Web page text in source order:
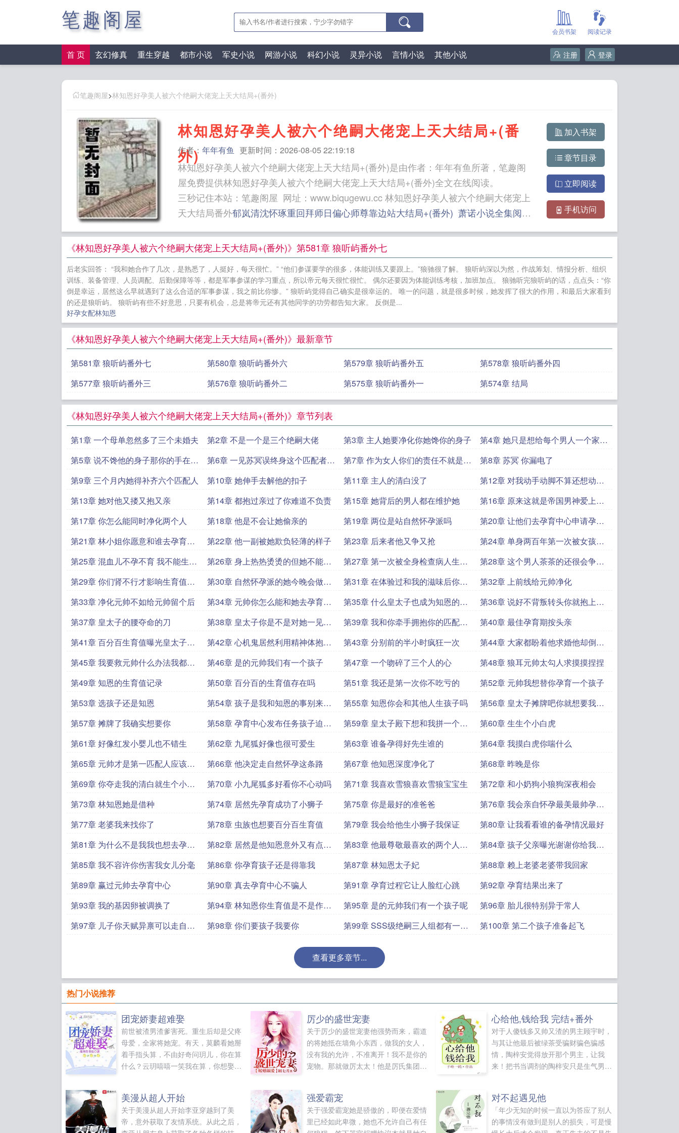
笔趣阁屋 阅读记录
会员书架
首 页 玄幻修真 重生穿越 都市小说 军史小说 网游小说 科幻小说 灵异小说 言情小说 其他小说 登录
注册
笔趣阁屋>林知恩好孕美人被六个绝嗣大佬宠上天大结局+(番外)
林知恩好孕美人被六个绝嗣大佬宠上天大结局+(番
外)
作者： 年年有鱼 更新时间：2026-08-05 22:19:18
林知恩好孕美人被六个绝嗣大佬宠上天大结局+(番外)是由作者：年年有鱼所著，笔趣阁
屋免费提供林知恩好孕美人被六个绝嗣大佬宠上天大结局+(番外)全文在线阅读。
三秒记住本站：笔趣阁屋 网址：www.biqugewu.cc 林知恩好孕美人被六个绝嗣大佬宠上
天大结局番外郁岚清沈怀琢重回拜师日偏心师尊靠边站大结局+(番外) 萧诺小说全集阅
校花同桌开始大结局+(番外) 好孕美人被六个绝嗣大佬宠上天笔趣阁超前更新
诀笔趣阁超前更新 重回拜师日偏心师尊靠边站笔趣阁超前更新 被贵妃配给太监当对食
后笔趣阁超前更新 孟晚溪傅谨修霍厌小说全集阅读 萧诺鸿蒙霸体诀大结局+(番外)
他
比前夫炙热笔趣阁超前更新 沈轻纾傅斯言小说全集阅读 傅律师太太说她不回头了笔趣
阁超前更新
沈轻纾傅斯言傅律师太太说她不回头了大结局+(番外)
夫炙热大结局+(番外)
榕宁萧泽温清被贵妃配给太监当对食后大结局+(番外)
全集阅读
加入书架
章节目录
立即阅读
手机访问
《林知恩好孕美人被六个绝嗣大佬宠上天大结局+(番外)》第581章 狼听屿番外七
后老实回答： “我和她合作了几次，是熟悉了，人挺好，每天很忙。” “他们参谋要学的很多，体能训练又要跟上。”狼驰很了解。 狼听屿深以为然，作战筹划、情报分析、组织
训练、装备管理、人员调配、后勤保障等等，都是军事参谋的学习重点，所以帝元每天很忙很忙。 偶尔还要因为体能训练考核，加班加点。 狼驰听完狼听屿的话，点点头：“你
倒是幸运，居然这么早就遇到了这么合适的军事参谋，我之前比你惨。” 狼听屿觉得自己确实是很幸运的。 唯一的问题，就是很多时候，她发挥了很大的作用，和最后大家看到
的还是狼听屿。 狼听屿有些不好意思，只要有机会，总是将帝元还有其他同学的功劳都告知大家。 反倒是...
好孕女配林知恩
《林知恩好孕美人被六个绝嗣大佬宠上天大结局+(番外)》最新章节
第581章 狼听屿番外七 第580章 狼听屿番外六 第579章 狼听屿番外五
第578章 狼听屿番外四
第577章 狼听屿番外三
第576章 狼听屿番外二 第575章 狼听屿番外一 第574章 结局
《林知恩好孕美人被六个绝嗣大佬宠上天大结局+(番外)》章节列表
第1章 一个母单忽然多了三个未婚夫 第2章 不是一个是三个绝嗣大佬 第3章 主人她要净化你她馋你的身子
第4章 她只是想给每个男人一个家一
个孩子
第5章 说不馋他的身子那你的手在干
什么
第6章 一见苏冥误终身这个匹配者过
于帅了
第7章 作为女人你们的责任不就是生
育
第8章 苏冥 你漏电了
第9章 三个月内她得补齐六个匹配人
第10章 她伸手去解他的扣子 第11章 主人的清白没了
第12章 对我动手动脚不算还想动我
朋友
第13章 她对他又搂又抱又亲 第14章 都抱过亲过了你难道不负责 第15章 她背后的男人都在维护她
第16章 原来这就是帝国男神爱上我
的滋味
第17章 你怎么能同时净化两个人 第18章 他是不会让她偷亲的 第19章 两位是站自然怀孕派吗
第20章 让他们去孕育中心申请孕育
一个孩子
第21章 林小姐你愿意和谁去孕育中
心
第22章 他一副被她欺负轻薄的样子 第23章 后来者他又争又抢
第24章 单身两百年第一次被女孩子
抱
第25章 混血儿不孕不育 我不能生你
会嫌弃我吗
第26章 身上热热烫烫的但她不能去
医院
第27章 第一次被全身检查病人生育
值为
第28章 这个男人茶茶的还很会争风
吃醋
第29章 你们肾不行才影响生育值给
你们补补
第30章 自然怀孕派的她今晚会做什
么不言而喻
第31章 在体验过和我的滋味后你能
不心动
第32章 上前线给元帅净化
第33章 净化元帅不如给元帅留个后
第34章 元帅你怎么能和她去孕育中
心
第35章 什么皇太子也成为知恩的匹
配人
第36章 说好不背叛转头你就抱上皇
太子
第37章 皇太子的腰夺命的刀
第38章 皇太子你是不是对她一见钟
情了
第39章 我和你牵手拥抱你的匹配人
不会吃醋打我吧
第40章 最佳孕育期按头亲
第41章 百分百生育值曝光皇太子抱
紧林知恩
第42章 心机鬼居然利用精神体抱林
知恩
第43章 分别前的半小时疯狂一次
第44章 大家都盼着他求婚他却倒在
了前线
第45章 我要救元帅什么办法我都愿
意试
第46章 是的元帅我们有一个孩子 第47章 一个吻碎了三个人的心
第48章 狼耳元帅太勾人求摸摸捏捏
第49章 知恩的生育值记录
第50章 百分百的生育值存在吗 第51章 我还是第一次你不吃亏的
第52章 元帅我想替你孕育一个孩子
第53章 选孩子还是知恩
第54章 孩子是我和知恩的事别来沾
边
第55章 知恩你会和其他人生孩子吗
第56章 皇太子摊牌吧你就想要我的
人还是
第57章 摊牌了我确实想要你
第58章 孕育中心发布任务孩子迫在
眉睫
第59章 皇太子殿下想和我拼一个继
承人吗
第60章 生生个小白虎
第61章 好像红发小婴儿也不错生
第62章 九尾狐好像也很可爱生 第63章 谁备孕得好先生谁的
第64章 我摸白虎你喘什么
第65章 元帅才是第一匹配人应该第
一个生
第66章 他决定走自然怀孕这条路 第67章 他知恩深度净化了
第68章 昨晚是你
第69章 你夺走我的清白就生个小鸟
给我
第70章 小九尾狐多好看你不心动吗 第71章 我喜欢雪狼喜欢雪狼宝宝生
第72章 和小奶狗小狼狗深夜相会
第73章 林知恩她是借种
第74章 居然先孕育成功了小狮子 第75章 你是最好的准爸爸
第76章 我会亲自怀孕最美最帅孕夫
就是我
第77章 老婆我来找你了 第78章 虫族也想要百分百生育值 第79章 我会给他生小狮子我保证
第80章 让我看看谁的备孕情况最好
第81章 为什么不是我我也想去孕育
中心
第82章 居然是他知恩意外又有点开
心
第83章 他最尊敬最喜欢的两个人有
了宝贝
第84章 孩子父亲曝光谢谢你给我孩
子
第85章 我不容许你伤害我女儿分毫 第86章 你孕育孩子还是得靠我 第87章 林知恩太子妃
第88章 赖上老婆老婆带我回家
第89章 赢过元帅去孕育中心
第90章 真去孕育中心不骗人 第91章 孕育过程它让人脸红心跳
第92章 孕育结果出来了
第93章 我的基因卵被调换了
第94章 林知恩你生育值是不是作假
了
第95章 是的元帅我们有一个孩子呢
第96章 胎儿很特别异于常人
第97章 儿子你天赋异禀可以走自然
第98章 你们要孩子我要你
第99章 SSS级绝嗣三人组都有一窝
第100章 第二个孩子准备起飞
查看更多章节...
热门小说推荐
团宠娇妻超难娶
前世被渣男渣爹害死。重生后却是父疼
母爱，全家将她宠。有天，莫麟看她掰
着手指头算，不由好奇问玥儿，你在算
什么？云玥嘻嘻一笑我在算，你想娶我
我闺女？不可能，给我变成狗。莫麟求
婚行动不顺利的真相！在线急问全世界
都是情敌，怎么破？如果您喜欢团宠娇
厉少的盛世宠妻
关于厉少的盛世宠妻他强势而来，霸道
的将她抵在墙角小东西，做我的女人，
没有我的允许，不准离开！我不是你的
宠物。那就做厉太太！他是厉氏集团总
残忍决绝。传言，他喜欢乔雨馨，极端
的让她的世界里只剩下他。他偏执上
瘾，她步步后退，终于爆发，你到底想
心给他,钱给我 完结+番外
对于人傻钱多又帅又渣的男主顾宇时，
与其让他最后被绿茶受骗财骗色骗感
情，陶梓安觉得放开那个男主，让我
来！把书当调剂的陶梓安只是生气男主
气死绿茶受吧，反正只是一场梦幻之
旅，谁把谁当真了。本文是一个典型的
白月光和替身的故事，区别在于白月光
美漫从超人开始
关于美漫从超人开始李亚穿越到了美
帝，意外获取了友情系统。从此之后，
强爱霸宠
关于强爱霸宠她是骄傲的，即便在爱情
里已经如此卑微，她也不允许自己有任
对不起遇见他
「年少无知的时候一直以为答应了别人
的事情没有做到是别人的损失，可是慢